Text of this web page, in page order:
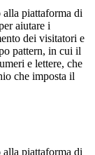
alla piattaforma di
aiutare i
dei visitatori e
pattern, in cui il
e lettere, che
che imposta il
alla piattaforma di